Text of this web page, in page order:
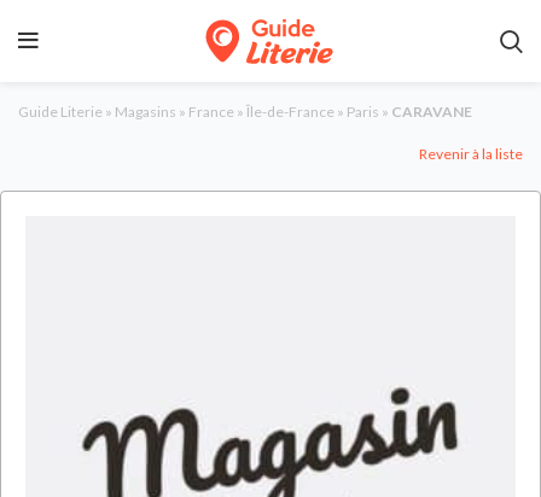
Guide Literie » Magasins » France » Île-de-France » Paris » CARAVANE
Revenir à la liste